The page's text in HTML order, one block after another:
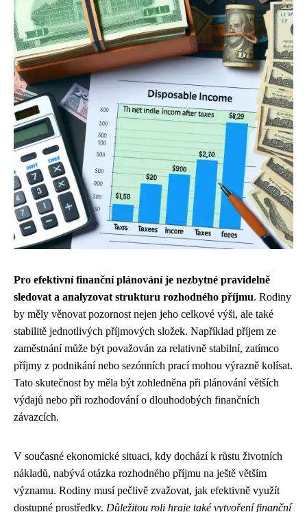
Pro efektivní finanční plánování je nezbytné pravidelně
sledovat a analyzovat strukturu rozhodného příjmu. Rodiny
by měly věnovat pozornost nejen jeho celkové výši, ale také
stabilitě jednotlivých příjmových složek. Například příjem ze
zaměstnání může být považován za relativně stabilní, zatímco
příjmy z podnikání nebo sezónních prací mohou výrazně kolísat.
Tato skutečnost by měla být zohledněna při plánování větších
výdajů nebo při rozhodování o dlouhodobých finančních
závazcích.
V současné ekonomické situaci, kdy dochází k růstu životních
nákladů, nabývá otázka rozhodného příjmu na ještě větším
významu. Rodiny musí pečlivě zvažovat, jak efektivně využít
dostupné prostředky. Důležitou roli hraje také vytvoření finanční